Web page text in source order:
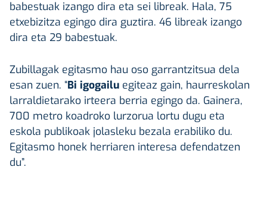
babestuak izango dira eta sei libreak. Hala, 75
etxebizitza egingo dira guztira. 46 libreak izango
dira eta 29 babestuak.
Zubillagak egitasmo hau oso garrantzitsua dela
esan zuen. “Bi igogailu egiteaz gain, haurreskolan
larraldietarako irteera berria egingo da. Gainera,
700 metro koadroko lurzorua lortu dugu eta
eskola publikoak jolasleku bezala erabiliko du.
Egitasmo honek herriaren interesa defendatzen
du”.